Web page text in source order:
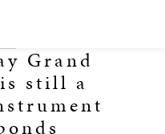
Grand
still a